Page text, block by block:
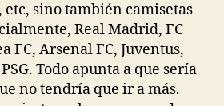
sino también camisetas
Real Madrid, FC
FC, Arsenal FC, Juventus,
Todo apunta a que sería
no tendría que ir a más.